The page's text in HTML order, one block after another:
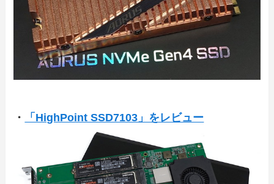
・ 「HighPoint SSD7103」をレビュー